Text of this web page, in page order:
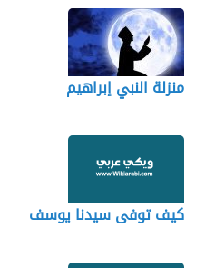
منزلة النبي إبراهيم
كيف توفى سيدنا يوسف